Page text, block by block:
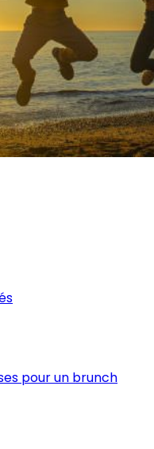
pour un brunch